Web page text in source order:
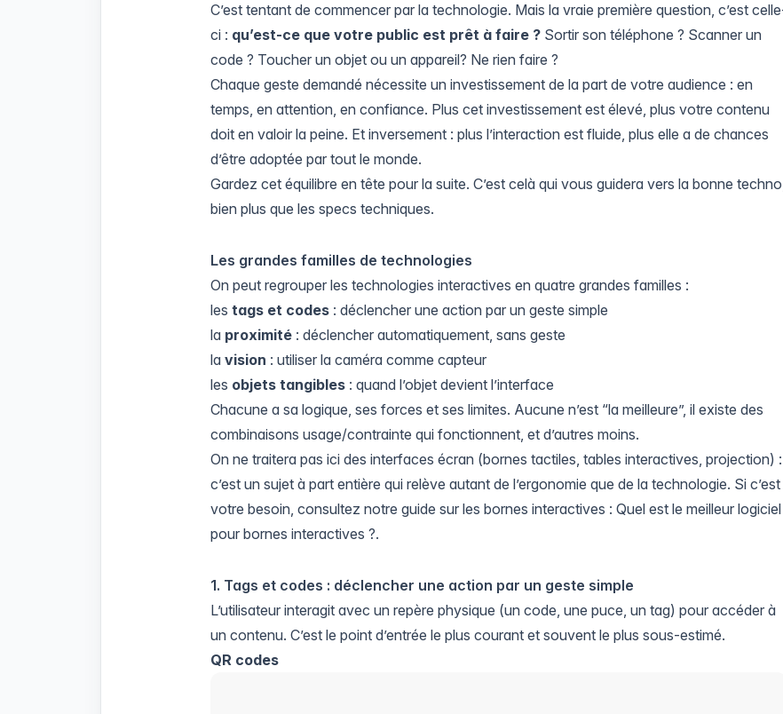
C’est tentant de commencer par la technologie. Mais la vraie première question, c’est
ci : qu’est-ce que votre public est prêt à faire ? Sortir son téléphone ? Scanner un
code ? Toucher un objet ou un appareil? Ne rien faire ?
Chaque geste demandé nécessite un investissement de la part de votre audience : en
temps, en attention, en confiance. Plus cet investissement est élevé, plus votre contenu
doit en valoir la peine. Et inversement : plus l’interaction est fluide, plus elle a de chances
d’être adoptée par tout le monde.
Gardez cet équilibre en tête pour la suite. C’est celà qui vous guidera vers la bonne
bien plus que les specs techniques.
Les grandes familles de technologies
On peut regrouper les technologies interactives en quatre grandes familles :
les tags et codes : déclencher une action par un geste simple
la proximité : déclencher automatiquement, sans geste
la vision : utiliser la caméra comme capteur
les objets tangibles : quand l’objet devient l’interface
Chacune a sa logique, ses forces et ses limites. Aucune n’est “la meilleure”, il existe des
combinaisons usage/contrainte qui fonctionnent, et d’autres moins.
On ne traitera pas ici des interfaces écran (bornes tactiles, tables interactives, projection) :
c’est un sujet à part entière qui relève autant de l’ergonomie que de la technologie. Si c’est
votre besoin, consultez notre guide sur les bornes interactives : Quel est le meilleur logiciel
pour bornes interactives ?.
1. Tags et codes : déclencher une action par un geste simple
L’utilisateur interagit avec un repère physique (un code, une puce, un tag) pour accéder à
un contenu. C’est le point d’entrée le plus courant et souvent le plus sous-estimé.
QR codes